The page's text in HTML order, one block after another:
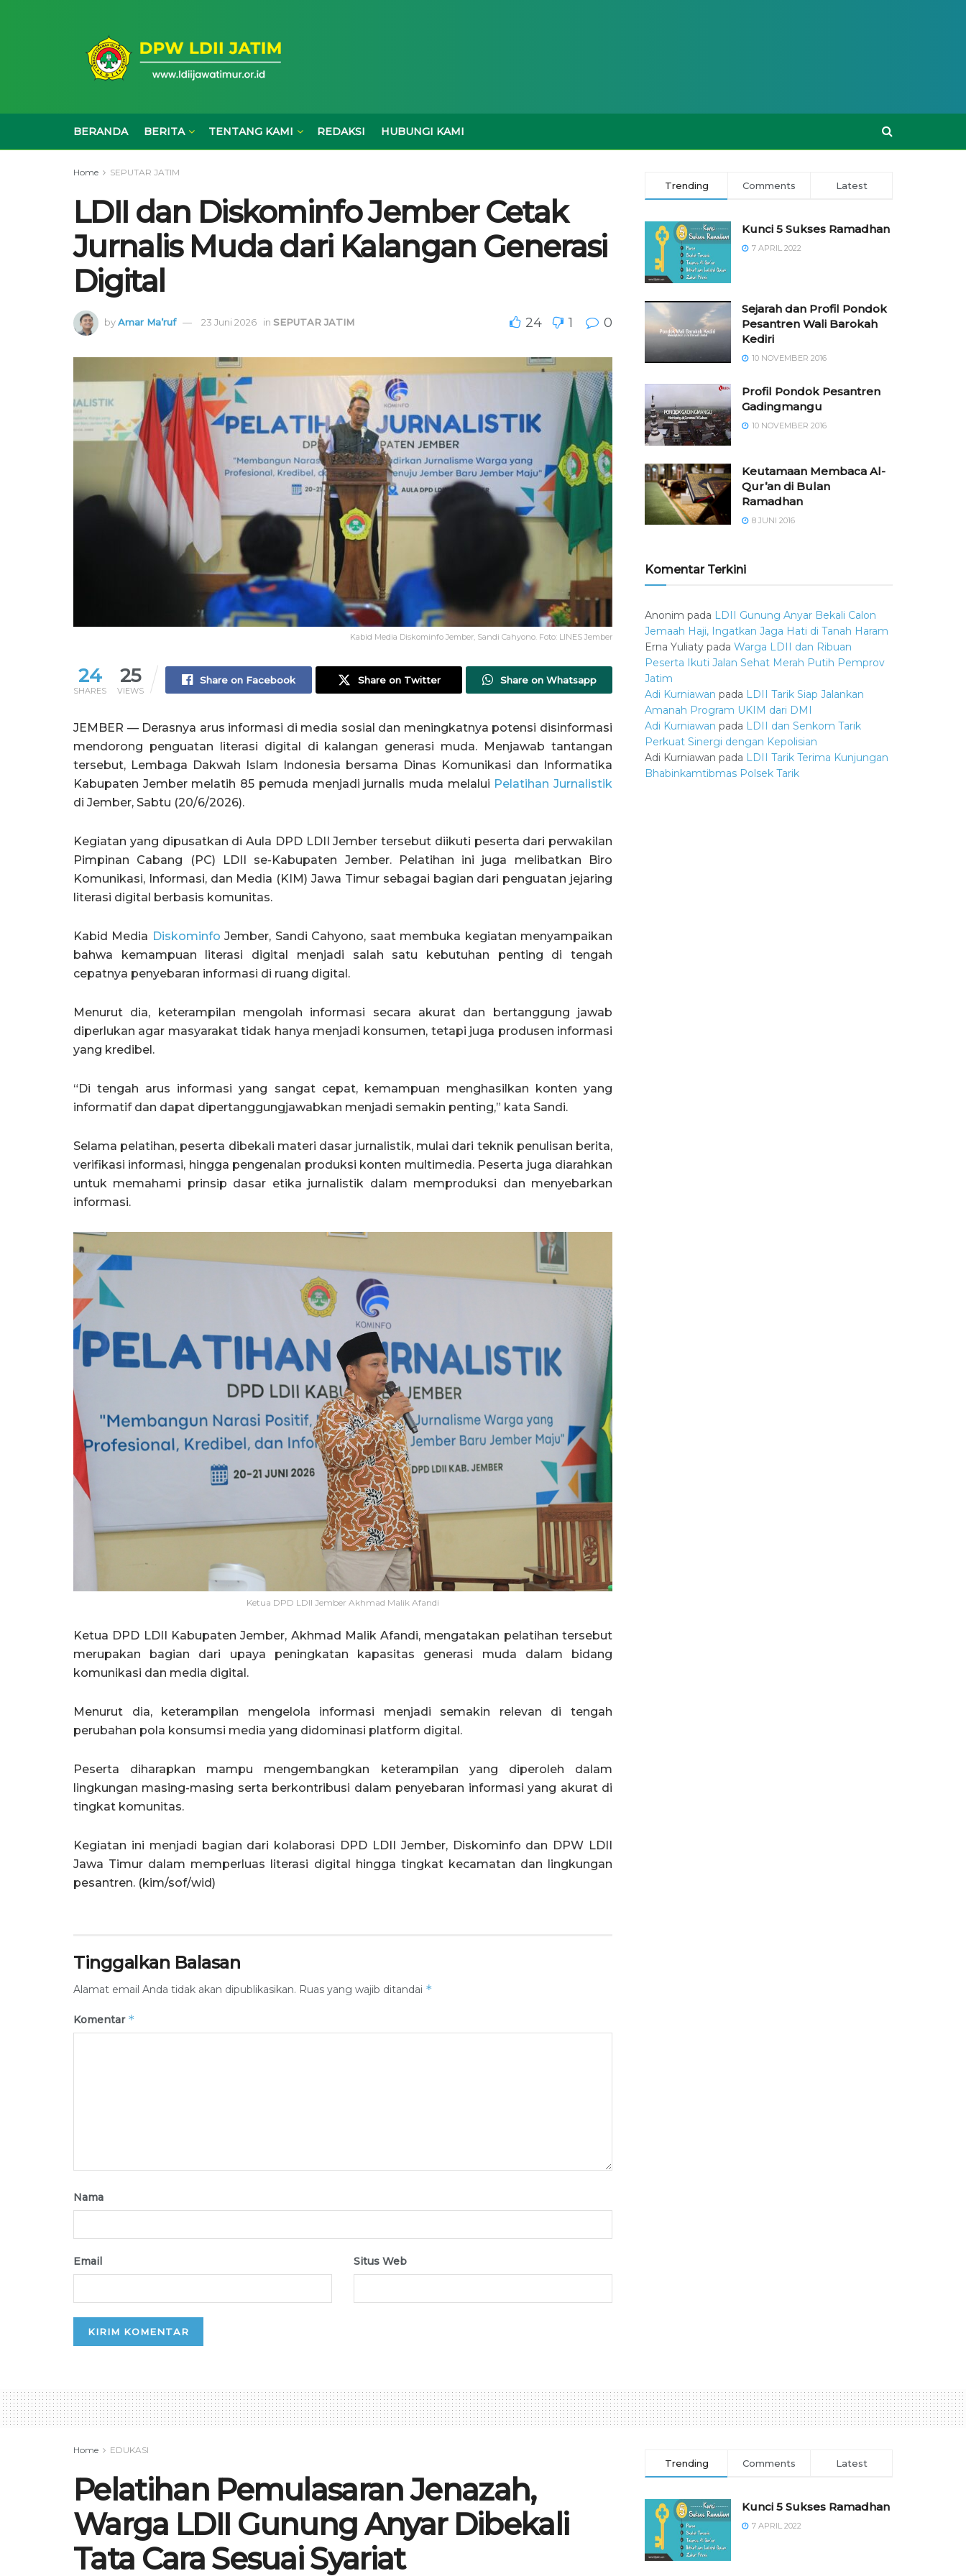
BERANDA BERITA TENTANG KAMI REDAKSI HUBUNGI KAMI
Home SEPUTAR JATIM
LDII dan Diskominfo Jember Cetak
Jurnalis Muda dari Kalangan Generasi
Digital
byAmar Ma’ruf 23 Juni 2026 in SEPUTAR JATIM 24 1 0
Kabid Media Diskominfo Jember, Sandi Cahyono. Foto: LINES Jember
24
SHARES
25
VIEWS
Share on Facebook Share on Twitter Share on Whatsapp
JEMBER — Derasnya arus informasi di media sosial dan meningkatnya potensi disinformasi
mendorong penguatan literasi digital di kalangan generasi muda. Menjawab tantangan
tersebut, Lembaga Dakwah Islam Indonesia bersama Dinas Komunikasi dan Informatika
Kabupaten Jember melatih 85 pemuda menjadi jurnalis muda melalui Pelatihan Jurnalistik
di Jember, Sabtu (20/6/2026).
Kegiatan yang dipusatkan di Aula DPD LDII Jember tersebut diikuti peserta dari perwakilan
Pimpinan Cabang (PC) LDII se-Kabupaten Jember. Pelatihan ini juga melibatkan Biro
Komunikasi, Informasi, dan Media (KIM) Jawa Timur sebagai bagian dari penguatan jejaring
literasi digital berbasis komunitas.
Kabid Media Diskominfo Jember, Sandi Cahyono, saat membuka kegiatan menyampaikan
bahwa kemampuan literasi digital menjadi salah satu kebutuhan penting di tengah
cepatnya penyebaran informasi di ruang digital.
Menurut dia, keterampilan mengolah informasi secara akurat dan bertanggung jawab
diperlukan agar masyarakat tidak hanya menjadi konsumen, tetapi juga produsen informasi
yang kredibel.
“Di tengah arus informasi yang sangat cepat, kemampuan menghasilkan konten yang
informatif dan dapat dipertanggungjawabkan menjadi semakin penting,” kata Sandi.
Selama pelatihan, peserta dibekali materi dasar jurnalistik, mulai dari teknik penulisan berita,
verifikasi informasi, hingga pengenalan produksi konten multimedia. Peserta juga diarahkan
untuk memahami prinsip dasar etika jurnalistik dalam memproduksi dan menyebarkan
informasi.
Ketua DPD LDII Jember Akhmad Malik Afandi
Ketua DPD LDII Kabupaten Jember, Akhmad Malik Afandi, mengatakan pelatihan tersebut
merupakan bagian dari upaya peningkatan kapasitas generasi muda dalam bidang
komunikasi dan media digital.
Menurut dia, keterampilan mengelola informasi menjadi semakin relevan di tengah
perubahan pola konsumsi media yang didominasi platform digital.
Peserta diharapkan mampu mengembangkan keterampilan yang diperoleh dalam
lingkungan masing-masing serta berkontribusi dalam penyebaran informasi yang akurat di
tingkat komunitas.
Kegiatan ini menjadi bagian dari kolaborasi DPD LDII Jember, Diskominfo dan DPW LDII
Jawa Timur dalam memperluas literasi digital hingga tingkat kecamatan dan lingkungan
pesantren. (kim/sof/wid)
Tinggalkan Balasan
Alamat email Anda tidak akan dipublikasikan. Ruas yang wajib ditandai *
Komentar *
Nama
Email Situs Web
Trending Comments Latest
Kunci 5 Sukses Ramadhan
7 APRIL 2022
Sejarah dan Profil Pondok
Pesantren Wali Barokah
Kediri
10 NOVEMBER 2016
⁠⁠⁠Profil Pondok Pesantren
Gadingmangu
10 NOVEMBER 2016
Keutamaan Membaca Al-
Qur’an di Bulan
Ramadhan
8 JUNI 2016
Komentar Terkini
Anonim pada LDII Gunung Anyar Bekali Calon
Jemaah Haji, Ingatkan Jaga Hati di Tanah Haram
Erna Yuliaty pada Warga LDII dan Ribuan
Peserta Ikuti Jalan Sehat Merah Putih Pemprov
Jatim
Adi Kurniawan pada LDII Tarik Siap Jalankan
Amanah Program UKIM dari DMI
Adi Kurniawan pada LDII dan Senkom Tarik
Perkuat Sinergi dengan Kepolisian
Adi Kurniawan pada LDII Tarik Terima Kunjungan
Bhabinkamtibmas Polsek Tarik
Home EDUKASI
Pelatihan Pemulasaran Jenazah,
Warga LDII Gunung Anyar Dibekali
Tata Cara Sesuai Syariat
Trending Comments Latest
Kunci 5 Sukses Ramadhan
7 APRIL 2022